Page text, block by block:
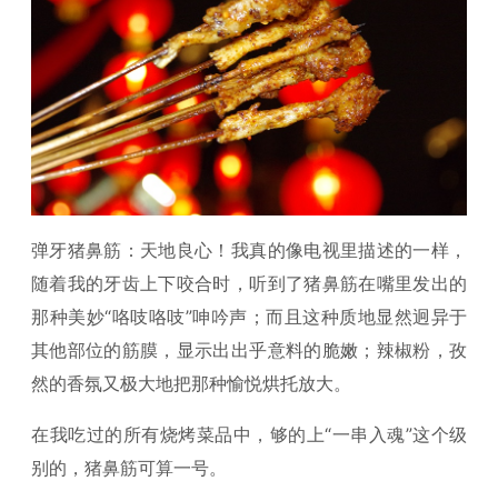
弹牙猪鼻筋：天地良心！我真的像电视里描述的一样，
随着我的牙齿上下咬合时，听到了猪鼻筋在嘴里发出的
那种美妙“咯吱咯吱”呻吟声；而且这种质地显然迥异于
其他部位的筋膜，显示出出乎意料的脆嫩；辣椒粉，孜
然的香氛又极大地把那种愉悦烘托放大。
在我吃过的所有烧烤菜品中，够的上“一串入魂”这个级
别的，猪鼻筋可算一号。